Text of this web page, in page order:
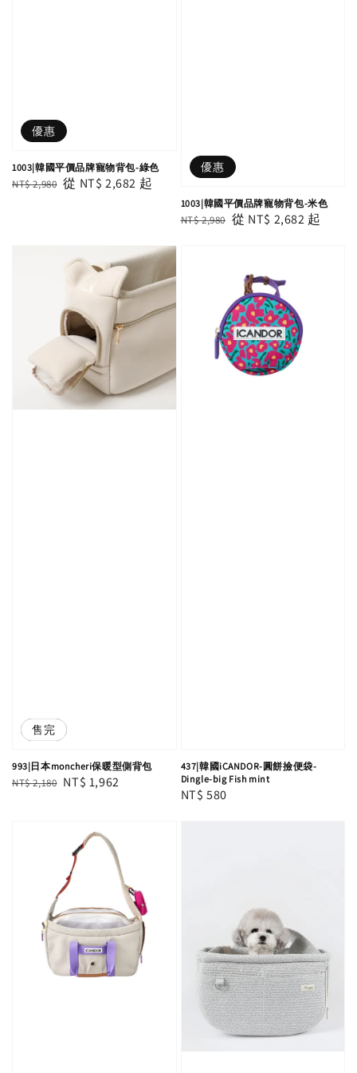
優惠
1003|韓國平價品牌寵物背包-綠色
Regular
NT$ 2,980 Sale
從 NT$ 2,682 起
優惠
1003|韓國平價品牌寵物背包-米色
Regular
NT$ 2,980 Sale
從 NT$ 2,682 起
優惠
售完
993|日本moncheri保暖型側背包
Regular
NT$ 2,180 Sale
NT$ 1,962
437|韓國iCANDOR-圓餅撿便袋-
Dingle-big Fish mint
Regular
NT$ 580